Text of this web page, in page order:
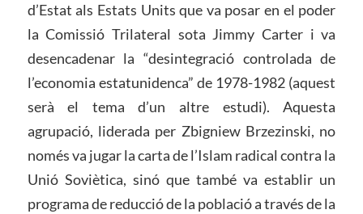
d’Estat als Estats Units que va posar en el poder
la Comissió Trilateral sota Jimmy Carter i va
desencadenar la “desintegració controlada de
l’economia estatunidenca” de 1978-1982 (aquest
serà el tema d’un altre estudi). Aquesta
agrupació, liderada per Zbigniew Brzezinski, no
només va jugar la carta de l’Islam radical contra la
Unió Soviètica, sinó que també va establir un
programa de reducció de la població a través de la